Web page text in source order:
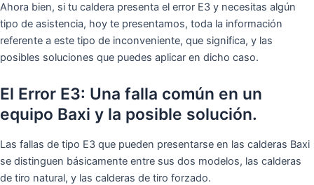
Ahora bien, si tu caldera presenta el error E3 y necesitas algún
tipo de asistencia, hoy te presentamos, toda la información
referente a este tipo de inconveniente, que significa, y las
posibles soluciones que puedes aplicar en dicho caso.
El Error E3: Una falla común en un
equipo Baxi y la posible solución.
Las fallas de tipo E3 que pueden presentarse en las calderas Baxi
se distinguen básicamente entre sus dos modelos, las calderas
de tiro natural, y las calderas de tiro forzado.